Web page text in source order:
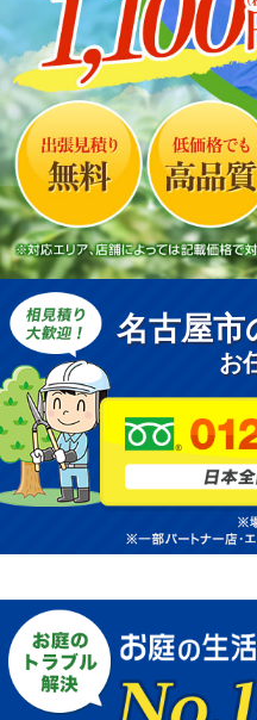
名古屋市
お